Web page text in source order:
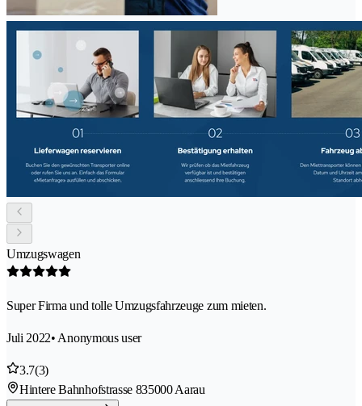
Umzugswagen
Super Firma und tolle Umzugsfahrzeuge zum mieten.
Juli 2022• Anonymous user
3.7(3)
Hintere Bahnhofstrasse 835000 Aarau